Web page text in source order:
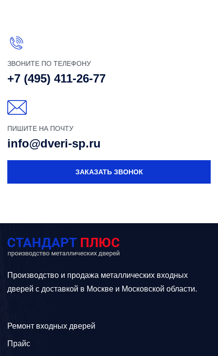
ЗВОНИТЕ ПО ТЕЛЕФОНУ
+7 (495) 411-26-77
ПИШИТЕ НА ПОЧТУ
info@dveri-sp.ru
ЗАКАЗАТЬ ЗВОНОК
Производство и продажа металлических входных
дверей с доставкой в Москве и Московской области.
Ремонт входных дверей
Прайс